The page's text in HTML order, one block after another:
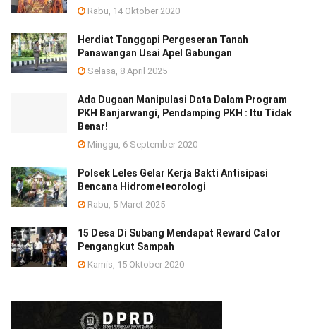
Rabu, 14 Oktober 2020
Herdiat Tanggapi Pergeseran Tanah
Panawangan Usai Apel Gabungan
Selasa, 8 April 2025
Ada Dugaan Manipulasi Data Dalam Program
PKH Banjarwangi, Pendamping PKH : Itu Tidak
Benar!
Minggu, 6 September 2020
Polsek Leles Gelar Kerja Bakti Antisipasi
Bencana Hidrometeorologi
Rabu, 5 Maret 2025
15 Desa Di Subang Mendapat Reward Cator
Pengangkut Sampah
Kamis, 15 Oktober 2020